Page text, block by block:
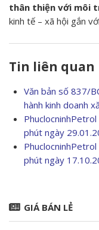
thân thiện với môi
kinh tế – xã hội gắn
Tin liên quan
Văn bản số 837/
hành kinh doanh
phút ngày
phút ngày
GIÁ BÁN LẺ